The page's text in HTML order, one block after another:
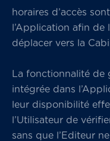
horaires d’accès
l’Application afin
déplacer vers la
La fonctionnalité de
intégrée dans
leur disponibilité
l’Utilisateur de
sans que l’Editeur